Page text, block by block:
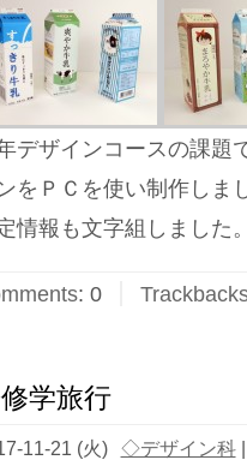
デザインコースの課題
をＰＣを使い制作しま
情報も文字組しました。
: 0
学旅行
11-21 (火) ◇デザイン科|